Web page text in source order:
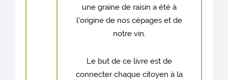
une graine de raisin a été à
l'origine de nos cépages et de
notre vin.
Le but de ce livre est de
connecter chaque citoyen à la